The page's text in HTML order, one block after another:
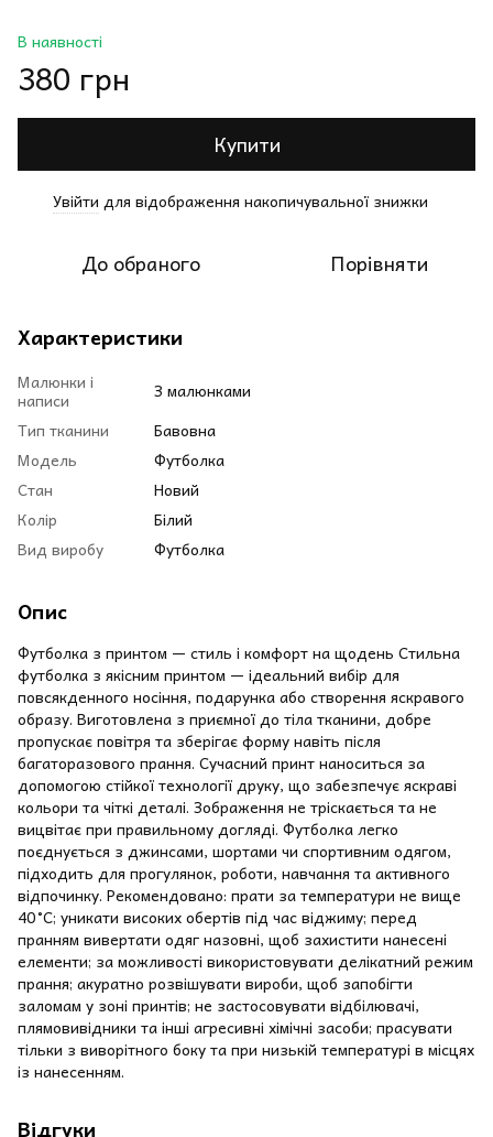
В наявності
380 грн
Купити
Увійти для відображення накопичувальної знижки
До обраного Порівняти
Характеристики
Малюнки і
написи
З малюнками
Тип тканини
Бавовна
Модель
Футболка
Стан
Новий
Колір
Білий
Вид виробу
Футболка
Опис
Футболка з принтом — стиль і комфорт на щодень Стильна
футболка з якісним принтом — ідеальний вибір для
повсякденного носіння, подарунка або створення яскравого
образу. Виготовлена з приємної до тіла тканини, добре
пропускає повітря та зберігає форму навіть після
багаторазового прання. Сучасний принт наноситься за
допомогою стійкої технології друку, що забезпечує яскраві
кольори та чіткі деталі. Зображення не тріскається та не
вицвітає при правильному догляді. Футболка легко
поєднується з джинсами, шортами чи спортивним одягом,
підходить для прогулянок, роботи, навчання та активного
відпочинку. Рекомендовано: прати за температури не вище
40 °C; уникати високих обертів під час віджиму; перед
пранням вивертати одяг назовні, щоб захистити нанесені
елементи; за можливості використовувати делікатний режим
прання; акуратно розвішувати вироби, щоб запобігти
заломам у зоні принтів; не застосовувати відбілювачі,
плямовивідники та інші агресивні хімічні засоби; прасувати
тільки з виворітного боку та при низькій температурі в місцях
із нанесенням.
Відгуки